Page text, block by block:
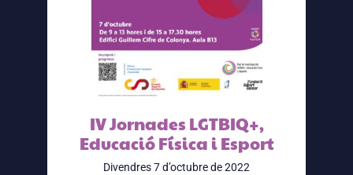
IV Jornades LGTBIQ+,
Educació Física i Esport
Divendres 7 d’octubre de 2022